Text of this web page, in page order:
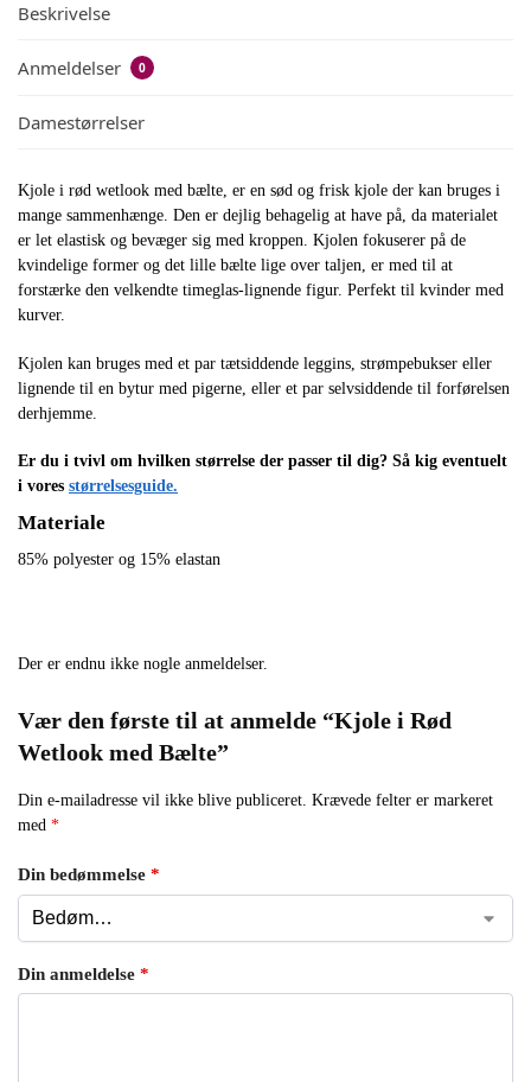
Beskrivelse
Anmeldelser 0
Damestørrelser
Kjole i rød wetlook med bælte, er en sød og frisk kjole der kan bruges i
mange sammenhænge. Den er dejlig behagelig at have på, da materialet
er let elastisk og bevæger sig med kroppen. Kjolen fokuserer på de
kvindelige former og det lille bælte lige over taljen, er med til at
forstærke den velkendte timeglas-lignende figur. Perfekt til kvinder med
kurver.
Kjolen kan bruges med et par tætsiddende leggins, strømpebukser eller
lignende til en bytur med pigerne, eller et par selvsiddende til forførelsen
derhjemme.
Er du i tvivl om hvilken størrelse der passer til dig? Så kig eventuelt
i vores størrelsesguide.
Materiale
85% polyester og 15% elastan
Der er endnu ikke nogle anmeldelser.
Vær den første til at anmelde “Kjole i Rød
Wetlook med Bælte”
Din e-mailadresse vil ikke blive publiceret. Krævede felter er markeret
med *
Din bedømmelse *
Din anmeldelse *